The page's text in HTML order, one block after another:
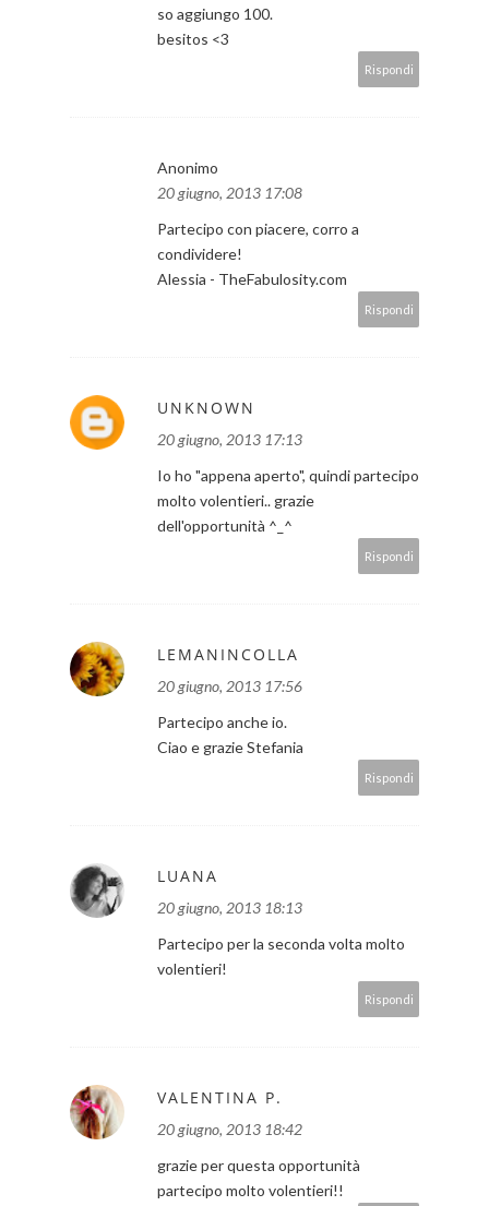
so aggiungo 100.
besitos <3
Rispondi
Anonimo
20 giugno, 2013 17:08
Partecipo con piacere, corro a
condividere!
Alessia - TheFabulosity.com
Rispondi
UNKNOWN
20 giugno, 2013 17:13
Io ho "appena aperto", quindi partecipo
molto volentieri.. grazie
dell'opportunità ^_^
Rispondi
LEMANINCOLLA
20 giugno, 2013 17:56
Partecipo anche io.
Ciao e grazie Stefania
Rispondi
LUANA
20 giugno, 2013 18:13
Partecipo per la seconda volta molto
volentieri!
Rispondi
VALENTINA P.
20 giugno, 2013 18:42
grazie per questa opportunità
partecipo molto volentieri!!